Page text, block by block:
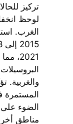
تركيز
لوحظ
الغرب.
والغربية.
المستمرة
الضوء على
مناطق